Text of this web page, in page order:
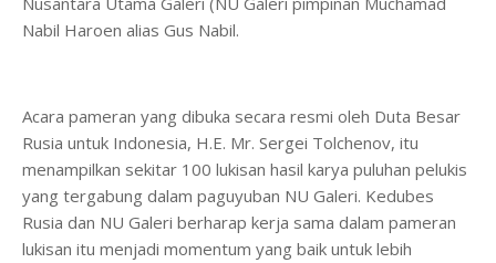
Nabil Haroen alias Gus Nabil.
Acara pameran yang dibuka secara resmi oleh Duta Besar
Rusia untuk Indonesia, H.E. Mr. Sergei Tolchenov, itu
menampilkan sekitar 100 lukisan hasil karya puluhan pelukis
yang tergabung dalam paguyuban NU Galeri. Kedubes
Rusia dan NU Galeri berharap kerja sama dalam pameran
lukisan itu menjadi momentum yang baik untuk lebih